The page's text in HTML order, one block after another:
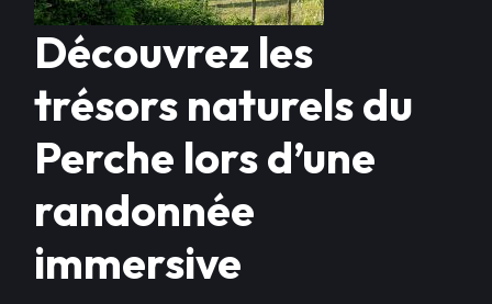
Découvrez les
trésors naturels du
Perche lors d’une
randonnée
immersive